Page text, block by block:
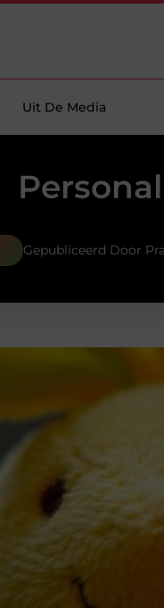
Uit De Media
Gepubliceerd Door